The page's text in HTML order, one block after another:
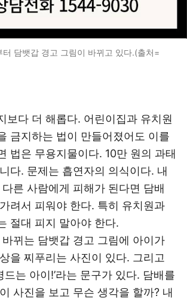
담뱃갑 경고 그림이 바뀌고 있다.(출처=
보다 더 해롭다. 어린이집과 유치원
금지하는 법이 만들어졌어도 이를
법은 무용지물이다. 10만 원의 과태
다. 문제는 흡연자의 의식이다. 내
른 사람에게 피해가 된다면 담배
려서 피워야 한다. 특히 유치원과
절대 피지 말아야 한다.
뀌는 담뱃갑 경고 그림에 아이가
을 찌푸리는 사진이 있다. 그리고
드는 아이!’라는 문구가 있다. 담배를
사진을 보고 무슨 생각을 할까? 내